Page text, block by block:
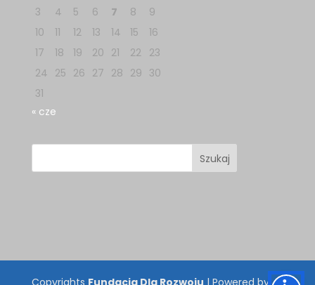
3
4 5 6 7 8
9
10
11 12 13 14 15
16
17
18 19 20 21 22
23
24 25 26 27 28 29 30
31
« cze
Copyrights Fundacja Dla Rozwoju | Powered by